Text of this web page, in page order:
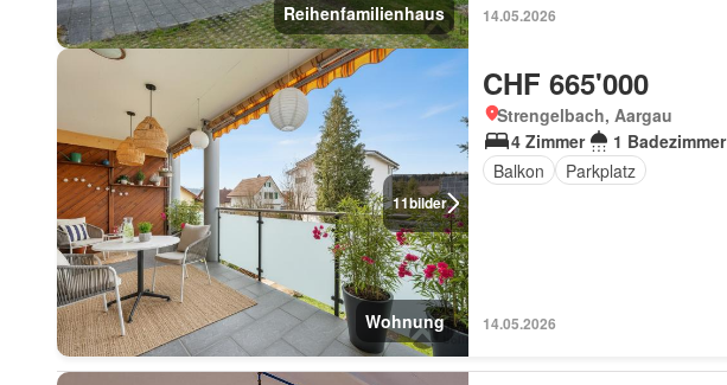
Reihenfamilienhaus 14.05.2026
11bilder
Wohnung
CHF 665'000
Strengelbach, Aargau
4 Zimmer
1 Badezimmer
Balkon
Parkplatz
14.05.2026